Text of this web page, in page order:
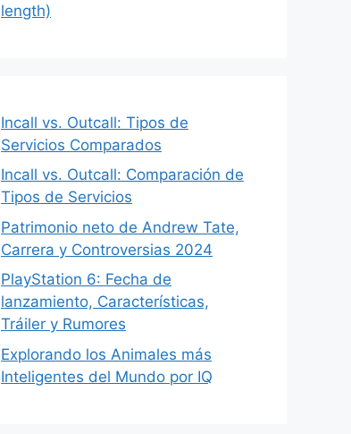
length)
Incall vs. Outcall: Tipos de
Servicios Comparados
Incall vs. Outcall: Comparación de
Tipos de Servicios
Patrimonio neto de Andrew Tate,
Carrera y Controversias 2024
PlayStation 6: Fecha de
lanzamiento, Características,
Tráiler y Rumores
Explorando los Animales más
Inteligentes del Mundo por IQ